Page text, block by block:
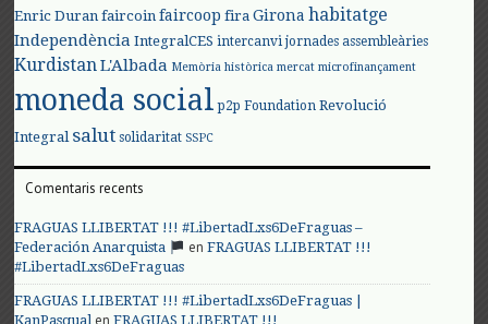
Enric Duran faircoin faircoop fira Girona habitatge
Independència IntegralCES intercanvi jornades assembleàries
KurdistanL'Albada Memòria històrica mercat microfinançament
moneda social p2p Foundation Revolució
Integral salut solidaritat SSPC
Comentaris recents
FRAGUAS LLIBERTAT !!! #LibertadLxs6DeFraguas –
Federación Anarquista
enFRAGUAS LLIBERTAT !!!
#LibertadLxs6DeFraguas
FRAGUAS LLIBERTAT !!! #LibertadLxs6DeFraguas |
KanPasqual
FRAGUAS LLIBERTAT !!!